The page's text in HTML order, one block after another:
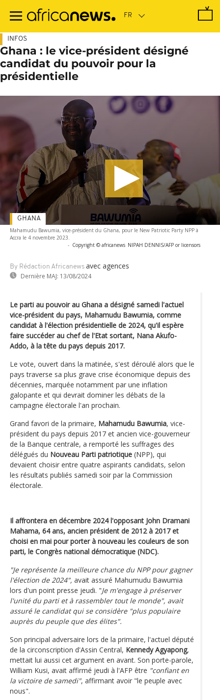
contenu
INFOS
Ghana : le vice-président désigné
candidat du pouvoir pour la
présidentielle
Mahamudu Bawumia, vice-président du Ghana, pour le New Patriotic Party NPP à
Accra le 4 novembre 2023.
- Copyright © africanews NIPAH DENNIS/AFP or licensors
By Rédaction Africanews avec agences
Dernière MAJ: 13/08/2024
GHANA
Le parti au pouvoir au Ghana a désigné samedi l'actuel
vice-président du pays, Mahamudu Bawumia, comme
candidat à l'élection présidentielle de 2024, qu'il espère
faire succéder au chef de l'Etat sortant, Nana Akufo-
Addo, à la tête du pays depuis 2017.
Le vote, ouvert dans la matinée, s'est déroulé alors que le
pays traverse sa plus grave crise économique depuis des
décennies, marquée notamment par une inflation
galopante et qui devrait dominer les débats de la
campagne électorale l'an prochain.
Grand favori de la primaire, Mahamudu Bawumia, vice-
président du pays depuis 2017 et ancien vice-gouverneur
de la Banque centrale, a remporté les suffrages des
délégués du Nouveau Parti patriotique (NPP), qui
devaient choisir entre quatre aspirants candidats, selon
les résultats publiés samedi soir par la Commission
électorale.
Il affrontera en décembre 2024 l'opposant John Dramani
Mahama, 64 ans, ancien président de 2012 à 2017 et
choisi en mai pour porter à nouveau les couleurs de son
parti, le Congrès national démocratique (NDC).
"Je représente la meilleure chance du NPP pour gagner
l'élection de 2024", avait assuré Mahumudu Bawumia
lors d'un point presse jeudi. "Je m'engage à préserver
l'unité du parti et à rassembler tout le monde", avait
assuré le candidat qui se considère "plus populaire
auprès du peuple que des élites".
Son principal adversaire lors de la primaire, l'actuel député
de la circonscription d'Assin Central, Kennedy Agyapong,
mettait lui aussi cet argument en avant. Son porte-parole,
William Kusi, avait affirmé jeudi à l'AFP être "confiant en
la victoire de samedi", affirmant avoir "le peuple avec
nous".